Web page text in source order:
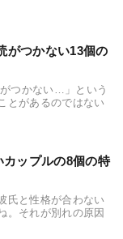
がつかない13個の
つかない…」という
とがあるのではない
ップルの8個の特
氏と性格が合わない
。それが別れの原因